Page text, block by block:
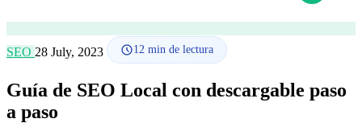
SEO 28 July, 2023 12 min de lectura
Guía de SEO Local con descargable paso
a paso